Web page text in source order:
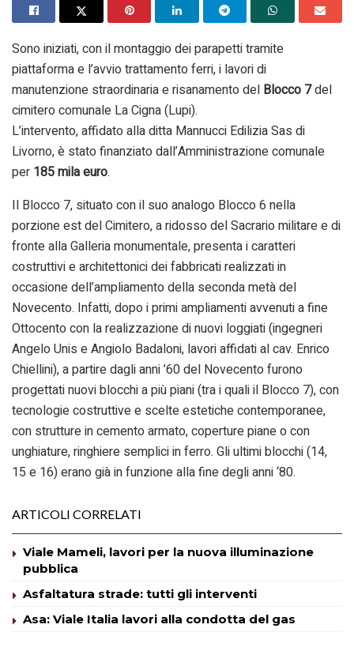
Sono iniziati, con il montaggio dei parapetti tramite
piattaforma e l’avvio trattamento ferri, i lavori di
manutenzione straordinaria e risanamento del Blocco 7del
cimitero comunale La Cigna (Lupi).
L’intervento, affidato alla ditta Mannucci Edilizia Sas di
Livorno, è stato finanziato dall’Amministrazione comunale
per 185 mila euro.
Il Blocco 7, situato con il suo analogo Blocco 6 nella
porzione est del Cimitero, a ridosso del Sacrario militare e di
fronte alla Galleria monumentale, presenta i caratteri
costruttivi e architettonici dei fabbricati realizzati in
occasione dell’ampliamento della seconda metà del
Novecento. Infatti, dopo i primi ampliamenti avvenuti a fine
Ottocento con la realizzazione di nuovi loggiati (ingegneri
Angelo Unis e Angiolo Badaloni, lavori affidati al cav. Enrico
Chiellini), a partire dagli anni ’60 del Novecento furono
progettati nuovi blocchi a più piani (tra i quali il Blocco 7), con
tecnologie costruttive e scelte estetiche contemporanee,
con strutture in cemento armato, coperture piane o con
unghiature, ringhiere semplici in ferro. Gli ultimi blocchi (14,
15 e 16) erano già in funzione alla fine degli anni ‘80.
ARTICOLI CORRELATI
Viale Mameli, lavori per la nuova illuminazione
pubblica
Asfaltatura strade: tutti gli interventi
Asa: Viale Italia lavori alla condotta del gas